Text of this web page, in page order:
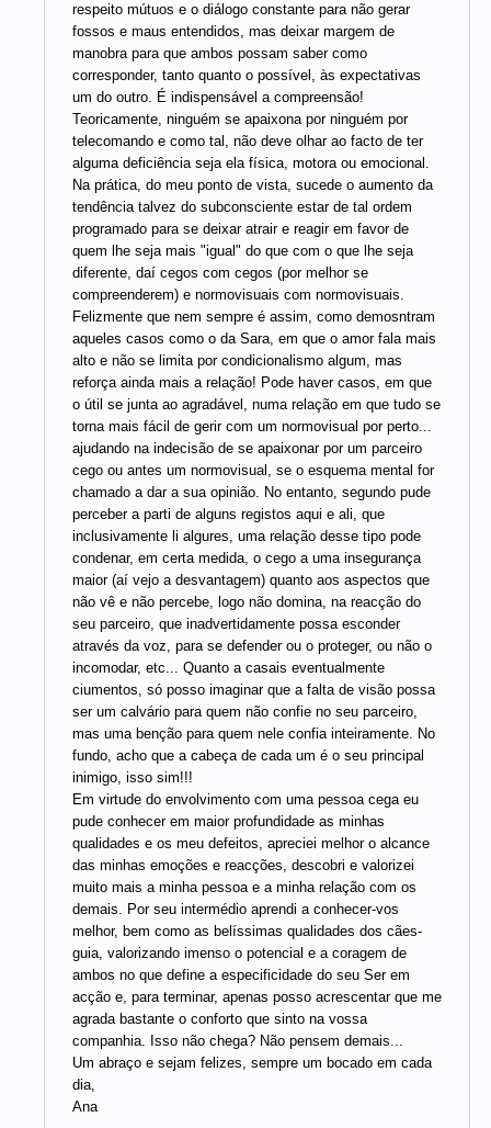
respeito mútuos e o diálogo constante para não gerar
fossos e maus entendidos, mas deixar margem de
manobra para que ambos possam saber como
corresponder, tanto quanto o possível, às expectativas
um do outro. É indispensável a compreensão!
Teoricamente, ninguém se apaixona por ninguém por
telecomando e como tal, não deve olhar ao facto de ter
alguma deficiência seja ela física, motora ou emocional.
Na prática, do meu ponto de vista, sucede o aumento da
tendência talvez do subconsciente estar de tal ordem
programado para se deixar atrair e reagir em favor de
quem lhe seja mais "igual" do que com o que lhe seja
diferente, daí cegos com cegos (por melhor se
compreenderem) e normovisuais com normovisuais.
Felizmente que nem sempre é assim, como demosntram
aqueles casos como o da Sara, em que o amor fala mais
alto e não se limita por condicionalismo algum, mas
reforça ainda mais a relação! Pode haver casos, em que
o útil se junta ao agradável, numa relação em que tudo se
torna mais fácil de gerir com um normovisual por perto...
ajudando na indecisão de se apaixonar por um parceiro
cego ou antes um normovisual, se o esquema mental for
chamado a dar a sua opinião. No entanto, segundo pude
perceber a parti de alguns registos aqui e ali, que
inclusivamente li algures, uma relação desse tipo pode
condenar, em certa medida, o cego a uma insegurança
maior (aí vejo a desvantagem) quanto aos aspectos que
não vê e não percebe, logo não domina, na reacção do
seu parceiro, que inadvertidamente possa esconder
através da voz, para se defender ou o proteger, ou não o
incomodar, etc... Quanto a casais eventualmente
ciumentos, só posso imaginar que a falta de visão possa
ser um calvário para quem não confie no seu parceiro,
mas uma benção para quem nele confia inteiramente. No
fundo, acho que a cabeça de cada um é o seu principal
inimigo, isso sim!!!
Em virtude do envolvimento com uma pessoa cega eu
pude conhecer em maior profundidade as minhas
qualidades e os meu defeitos, apreciei melhor o alcance
das minhas emoções e reacções, descobri e valorizei
muito mais a minha pessoa e a minha relação com os
demais. Por seu intermédio aprendi a conhecer-vos
melhor, bem como as belíssimas qualidades dos cães-
guia, valorizando imenso o potencial e a coragem de
ambos no que define a especificidade do seu Ser em
acção e, para terminar, apenas posso acrescentar que me
agrada bastante o conforto que sinto na vossa
companhia. Isso não chega? Não pensem demais...
Um abraço e sejam felizes, sempre um bocado em cada
dia,
Ana